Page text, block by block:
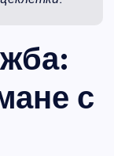
с